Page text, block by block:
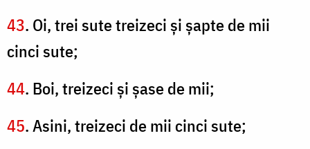
43. Oi, trei sute treizeci şi şapte de mii
cinci sute;
44. Boi, treizeci şi şase de mii;
45. Asini, treizeci de mii cinci sute;